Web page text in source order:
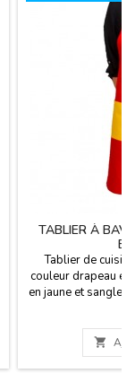
TABLIER À
Tablier de
couleur drapeau
en jaune et sangle
le dos. Tissu
composition:
Fabriqué en
logo d'entreprise,
